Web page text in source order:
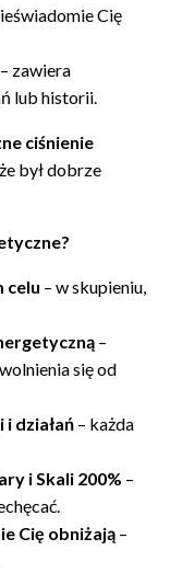
Cię
– zawiera
lub historii.
ciśnienie
był dobrze
celu – w skupieniu,
–
się od
działań – każda
i Skali 200% –
Cię obniżają –